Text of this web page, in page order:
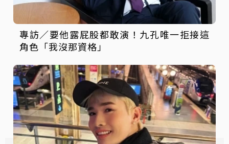
專訪／要他露屁股都敢演！九孔唯一拒接這
角色「我沒那資格」